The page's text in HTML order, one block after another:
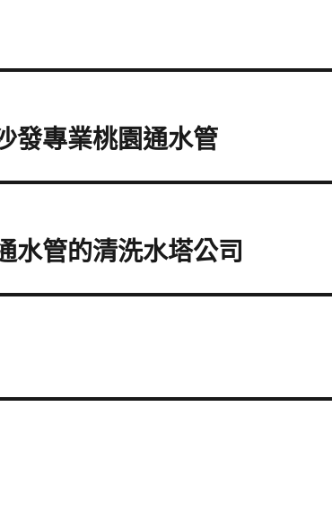
發專業桃園通水管
水管的清洗水塔公司